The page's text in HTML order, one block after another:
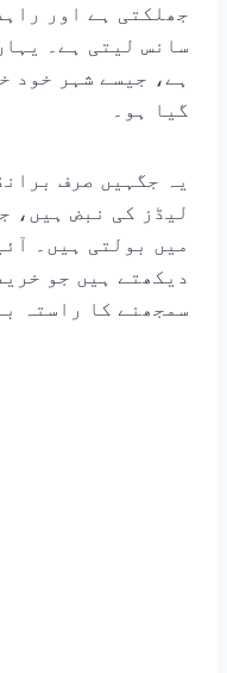
جھلکتی ہے اور
سانس لیتی ہے۔
ہے، جیسے شہر خود
گیا ہو۔
یہ جگہیں صرف
لیڈز کی نبض ہیں،
دیکھتے ہیں جو
سمجھنے کا راستہ